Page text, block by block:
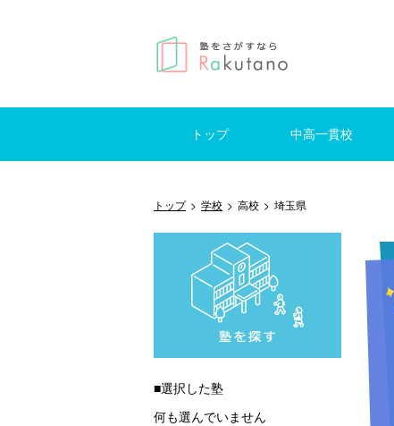
トップ 中高一貫校
トップ > 学校 > 高校 > 埼玉県
■選択した塾
何も選んでいません